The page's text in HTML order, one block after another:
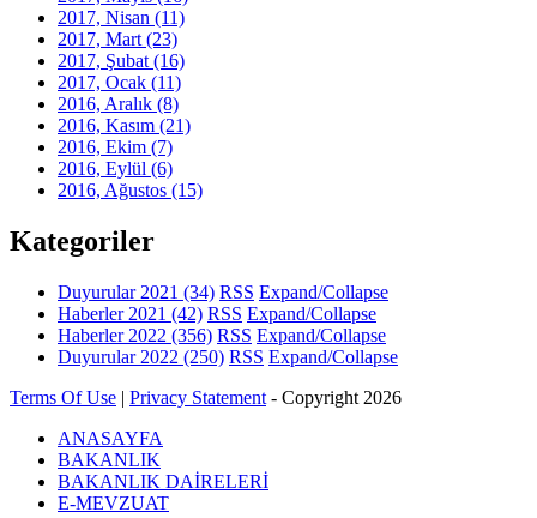
2017, Nisan (11)
2017, Mart (23)
2017, Şubat (16)
2017, Ocak (11)
2016, Aralık (8)
2016, Kasım (21)
2016, Ekim (7)
2016, Eylül (6)
2016, Ağustos (15)
Kategoriler
Duyurular 2021 (34) RSS Expand/Collapse
Haberler 2021 (42) RSS Expand/Collapse
Haberler 2022 (356) RSS Expand/Collapse
Duyurular 2022 (250) RSS Expand/Collapse
Terms Of Use | Privacy Statement - Copyright 2026
ANASAYFA
BAKANLIK
BAKANLIK DAİRELERİ
E-MEVZUAT